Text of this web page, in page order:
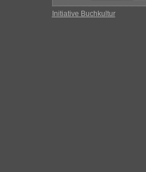
Initiative Buchkultur